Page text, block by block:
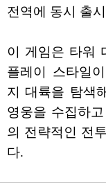
전역에 동시 출
이 게임은 타워
플레이 스타일
지 대륙을 탐색
영웅을 수집하
의 전략적인 전
다.